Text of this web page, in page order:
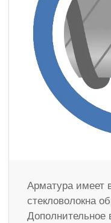
Арматура имеет
стекловолокна
Дополнительное